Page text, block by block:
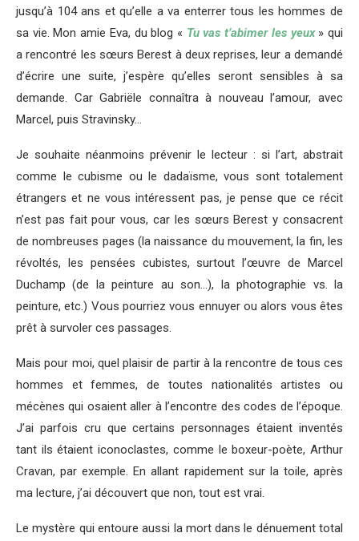
jusqu’à 104 ans et qu’elle a va enterrer tous les hommes de
sa vie. Mon amie Eva, du blog « Tu vas t’abimer les yeux» qui
a rencontré les sœurs Berest à deux reprises, leur a demandé
d’écrire une suite, j’espère qu’elles seront sensibles à sa
demande. Car Gabriële connaîtra à nouveau l’amour, avec
Marcel, puis Stravinsky…
Je souhaite néanmoins prévenir le lecteur : si l’art, abstrait
comme le cubisme ou le dadaïsme, vous sont totalement
étrangers et ne vous intéressent pas, je pense que ce récit
n’est pas fait pour vous, car les sœurs Berest y consacrent
de nombreuses pages (la naissance du mouvement, la fin, les
révoltés, les pensées cubistes, surtout l’œuvre de Marcel
Duchamp (de la peinture au son…), la photographie vs. la
peinture, etc.) Vous pourriez vous ennuyer ou alors vous êtes
prêt à survoler ces passages.
Mais pour moi, quel plaisir de partir à la rencontre de tous ces
hommes et femmes, de toutes nationalités artistes ou
mécènes qui osaient aller à l’encontre des codes de l’époque.
J’ai parfois cru que certains personnages étaient inventés
tant ils étaient iconoclastes, comme le boxeur-poète, Arthur
Cravan, par exemple. En allant rapidement sur la toile, après
ma lecture, j’ai découvert que non, tout est vrai.
Le mystère qui entoure aussi la mort dans le dénuement total